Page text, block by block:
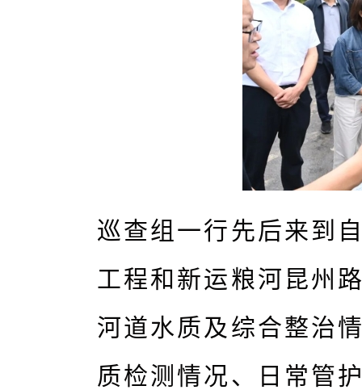
巡查组一行先后来到
工程和新运粮河昆州
河道水质及综合整治
质检测情况、日常管